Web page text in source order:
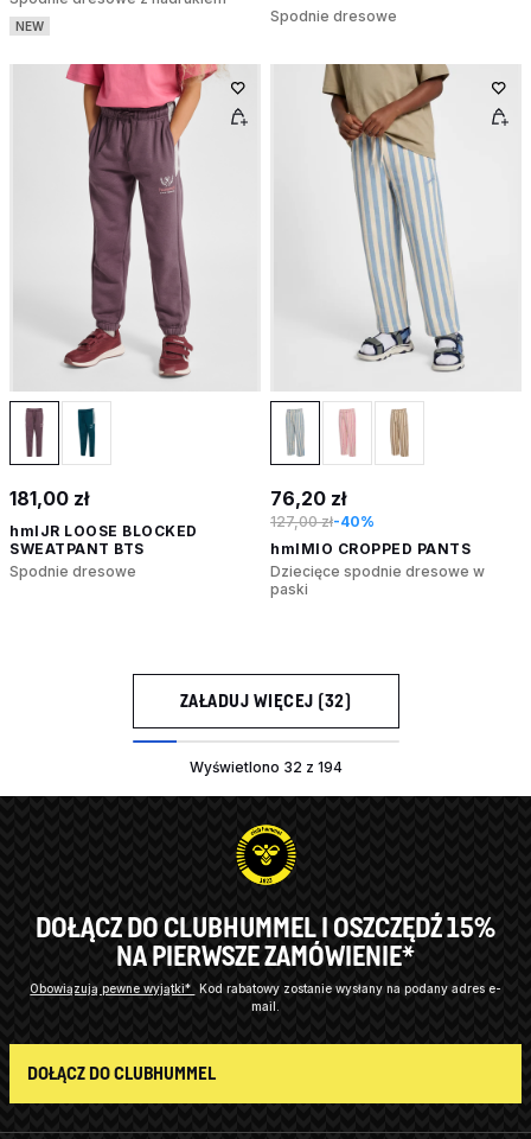
NEW
Spodnie dresowe
181,00 zł
hmlJR LOOSE BLOCKED
SWEATPANT BTS
Spodnie dresowe
76,20 zł
127,00 zł-40%
hmlMIO CROPPED PANTS
Dziecięce spodnie dresowe w
paski
ZAŁADUJ WIĘCEJ (32)
Wyświetlono 32 z 194
DOŁĄCZ DO CLUBHUMMEL I OSZCZĘDŹ 15%
NA PIERWSZE ZAMÓWIENIE*
Obowiązują pewne wyjątki* Kod rabatowy zostanie wysłany na podany adres e-
mail.
DOŁĄCZ DO CLUBHUMMEL